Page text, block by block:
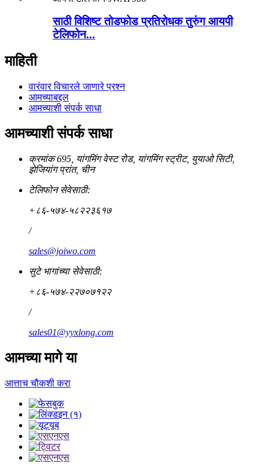
साठी विशिष्ट तोडफोड प्रतिरोधक तुरुंग आयपी
टेलिफोन...
माहिती
वारंवार विचारले जाणारे प्रश्न
आमच्याबद्दल
आमच्याशी संपर्क साधा
आमच्याशी संपर्क साधा
क्रमांक 695, यांगमिंग वेस्ट रोड, यांगमिंग स्ट्रीट, युयाओ सिटी,
झेजियांग प्रांत, चीन
टेलिफोन सेवेसाठी:
+८६-५७४-५८२२३६१७
/
sales@joiwo.com
सुटे भागांच्या सेवेसाठी:
+८६-५७४-२२७०७१२२
/
sales01@yyxlong.com
आमच्या मागे या
आत्ताच चौकशी करा